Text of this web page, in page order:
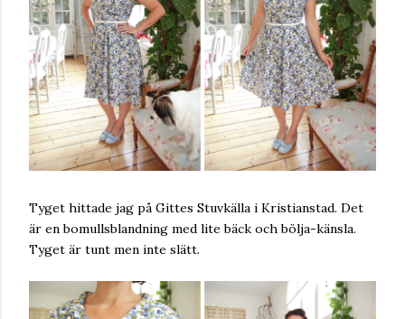
Tyget hittade jag på Gittes Stuvkälla i Kristianstad. Det
är en bomullsblandning med lite bäck och bölja-känsla.
Tyget är tunt men inte slätt.